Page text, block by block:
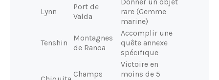
Lynn
Port de
Valda
rare (Gemme
marine)
Tenshin
Montagnes
de Ranoa
Accomplir une
quête annexe
spécifique
Champs
Victoire en
moins de 5